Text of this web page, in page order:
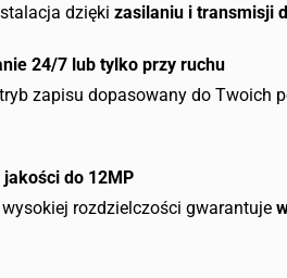
dzięki zasilaniu i transmisji
24/7 lub tylko przy ruchu
zapisu dopasowany do Twoich
jakości do 12MP
wysokiej rozdzielczości gwarantuje